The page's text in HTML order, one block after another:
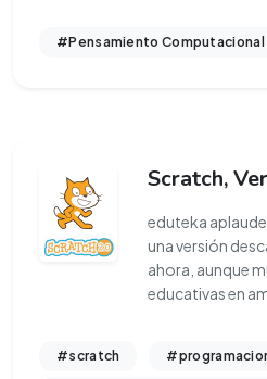
#Pensamiento Computacional
Scratch,
eduteka
una versión
ahora, aunque
educativas en
#scratch